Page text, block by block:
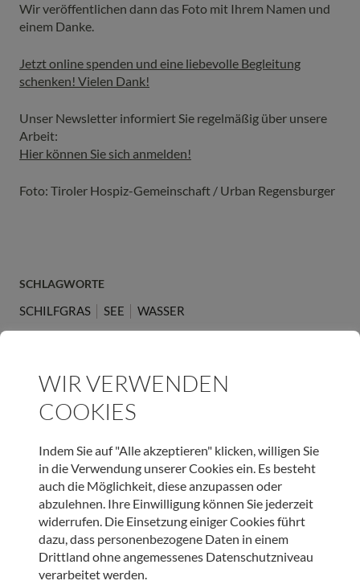
Wir veröffentlichen dann das Foto mit Ihrem Namen und
einem Danke.
Jetzt online spenden und eine liebevolle Begleitung
schenken! Vielen Dank!
Unser Newsletter informiert Sie regelmäßig über unsere
Arbeit:
Hier können Sie sich anmelden!
Foto: Tiroler Hospiz-Gemeinschaft / Urban Regensburger
SCHLAGWORTE
SCHILFGRAS SEE WASSER
JETZT ONLINE SPENDEN & LIEBEVOLLE BEGLEITUNG
SCHENKEN
SPENDEN
WIR VERWENDEN
COOKIES
Indem Sie auf "Alle akzeptieren" klicken, willigen Sie
in die Verwendung unserer Cookies ein. Es besteht
auch die Möglichkeit, diese anzupassen oder
abzulehnen. Ihre Einwilligung können Sie jederzeit
widerrufen. Die Einsetzung einiger Cookies führt
dazu, dass personenbezogene Daten in einem
Drittland ohne angemessenes Datenschutzniveau
verarbeitet werden.